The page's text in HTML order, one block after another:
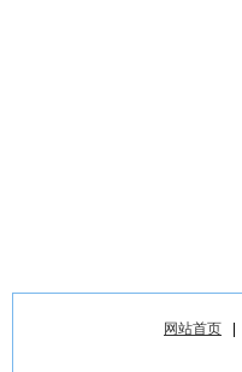
网站首页